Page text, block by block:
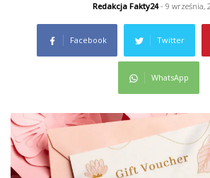
Redakcja Fakty24- 9 września,
Facebook Twitter
WhatsApp